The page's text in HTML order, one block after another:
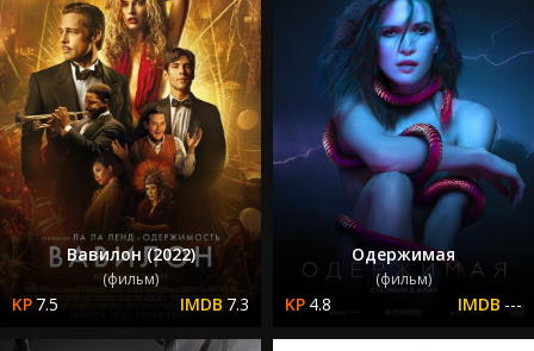
Вавилон (2022)
(фильм)
7.5 7.3
Одержимая
(фильм)
4.8 ---